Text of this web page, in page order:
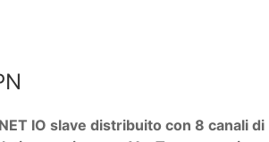
IO slave distribuito con 8 canali di